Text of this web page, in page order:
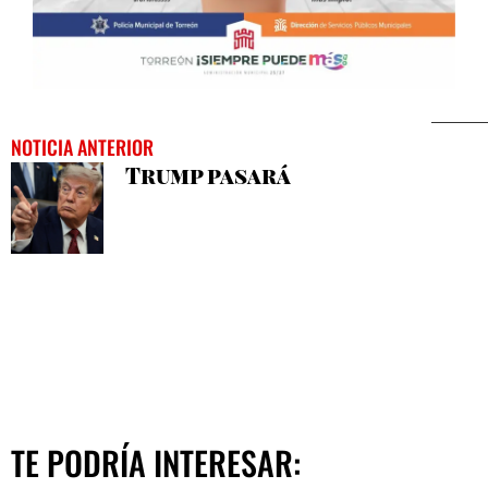
NOTICIA ANTERIOR
Trump pasará
TE PODRÍA INTERESAR: